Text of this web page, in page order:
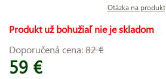
Otázka na produkt
Produkt už bohužiaľ nie je skladom
Doporučená cena:82 €
59 €